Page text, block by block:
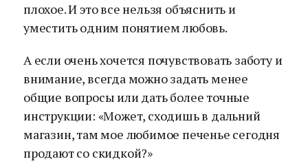
плохое. И это все нельзя объяснить и
уместить одним понятием любовь.
А если очень хочется почувствовать заботу и
внимание, всегда можно задать менее
общие вопросы или дать более точные
инструкции: «Может, сходишь в дальний
магазин, там мое любимое печенье сегодня
продают со скидкой?»